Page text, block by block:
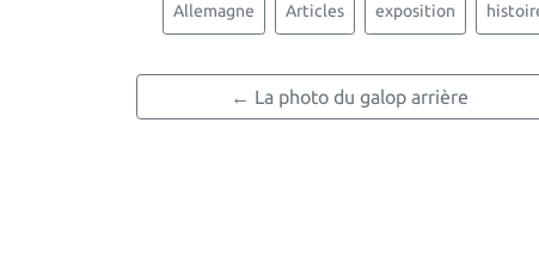
Allemagne Articles exposition
← La photo du galop arrière